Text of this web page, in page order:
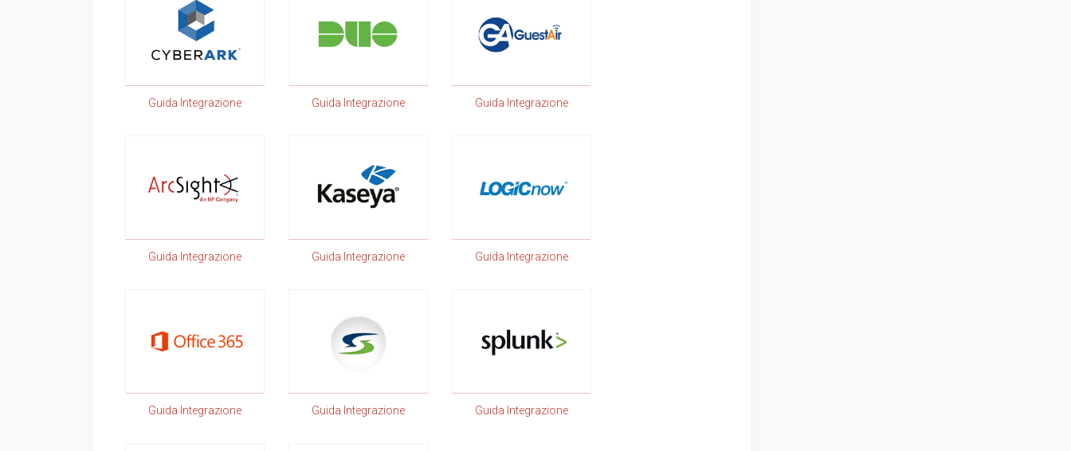
Guida Integrazione Guida Integrazione Guida Integrazione
Guida Integrazione Guida Integrazione Guida Integrazione
Guida Integrazione Guida Integrazione Guida Integrazione